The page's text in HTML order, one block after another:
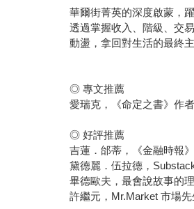
華爾街菁英的深度啟蒙，
透過掌握收入、階級、交
動盪，拿回對生活的最終
◎ 專文推薦
愛瑞克，《命定之書》作
◎ 好評推薦
吉蓮．邰蒂，《金融時報
黛德麗．伍拉德，
畢德歐夫，最會說故事的
許繼元，Mr.Market 市場先